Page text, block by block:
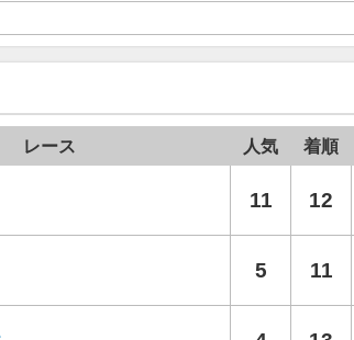
レース 人気 着順
11 12
5 11